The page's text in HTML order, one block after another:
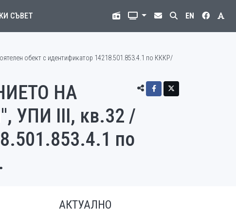
СЪВЕТ EN
обект с идентификатор 14218.501.853.4.1 по КККР/
НА
УПИ III, кв.32 /
по
АКТУАЛНО